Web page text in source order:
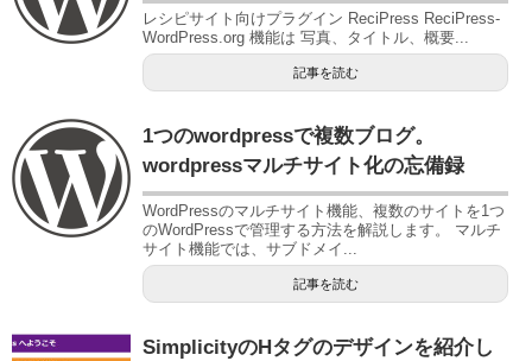
レシピサイト向けプラグイン ReciPress ReciPress-
WordPress.org 機能は 写真、タイトル、概要...
記事を読む
1つのwordpressで複数ブログ。
wordpressマルチサイト化の忘備録
WordPressのマルチサイト機能、複数のサイトを1つ
のWordPressで管理する方法を解説します。 マルチ
サイト機能では、サブドメイ...
記事を読む
SimplicityのHタグのデザインを紹介し